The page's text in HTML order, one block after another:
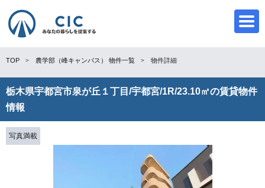
CIC
TOP 農学部（峰キャンパス） 物件一覧 物件詳細
栃木県宇都宮市泉が丘１丁目/宇都宮/1R/23.10㎡の賃貸物件
情報
写真満載